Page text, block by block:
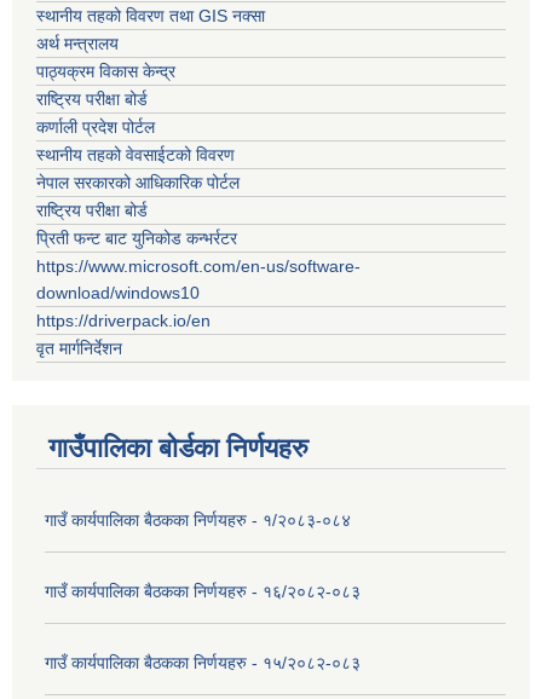
स्थानीय तहको विवरण तथा GIS नक्सा
अर्थ मन्त्रालय
पाठ्यक्रम विकास केन्द्र
राष्ट्रिय परीक्षा बोर्ड
कर्णाली प्रदेश पोर्टल
स्थानीय तहको वेवसाईटको विवरण
नेपाल सरकारको आधिकारिक पोर्टल
राष्ट्रिय परीक्षा बोर्ड
प्रिती फन्ट बाट युनिकोड कन्भर्रटर
https://www.microsoft.com/en-us/software-
download/windows10
https://driverpack.io/en
वृत मार्गनिर्देशन
गाउँपालिका बोर्डका निर्णयहरु
गाउँ कार्यपालिका बैठकका निर्णयहरु - १/२०८३-०८४
गाउँ कार्यपालिका बैठकका निर्णयहरु - १६/२०८२-०८३
गाउँ कार्यपालिका बैठकका निर्णयहरु - १५/२०८२-०८३